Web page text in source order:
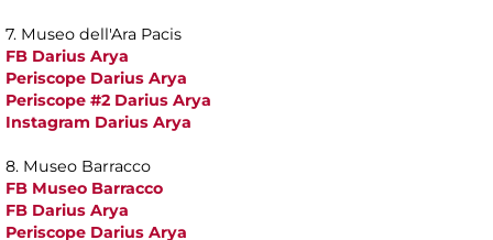
7. Museo dell'Ara Pacis
FB Darius Arya
Periscope Darius Arya
Periscope #2 Darius Arya
Instagram Darius Arya
8. Museo Barracco
FB Museo Barracco
FB Darius Arya
Periscope Darius Arya